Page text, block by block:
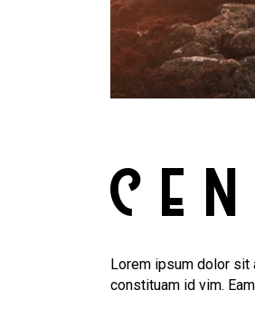
Lorem ipsum dolor sit
constituam id vim.